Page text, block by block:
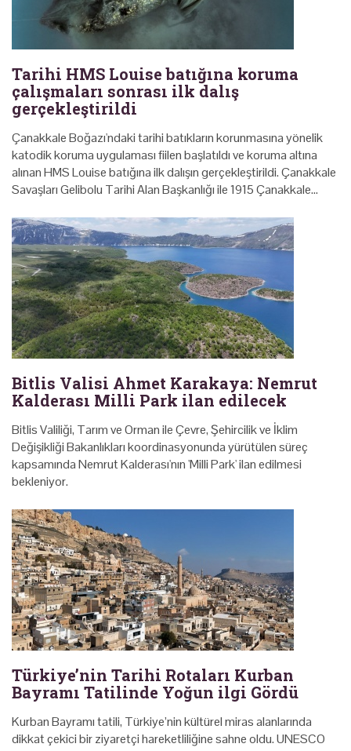
Tarihi HMS Louise batığına koruma
çalışmaları sonrası ilk dalış
gerçekleştirildi
Çanakkale Boğazı'ndaki tarihi batıkların korunmasına yönelik
katodik koruma uygulaması fiilen başlatıldı ve koruma altına
alınan HMS Louise batığına ilk dalışın gerçekleştirildi. Çanakkale
Savaşları Gelibolu Tarihi Alan Başkanlığı ile 1915 Çanakkale…
Bitlis Valisi Ahmet Karakaya: Nemrut
Kalderası Milli Park ilan edilecek
Bitlis Valiliği, Tarım ve Orman ile Çevre, Şehircilik ve İklim
Değişikliği Bakanlıkları koordinasyonunda yürütülen süreç
kapsamında Nemrut Kalderası'nın 'Milli Park' ilan edilmesi
bekleniyor.
Türkiye’nin Tarihi Rotaları Kurban
Bayramı Tatilinde Yoğun ilgi Gördü
Kurban Bayramı tatili, Türkiye’nin kültürel miras alanlarında
dikkat çekici bir ziyaretçi hareketliliğine sahne oldu. UNESCO